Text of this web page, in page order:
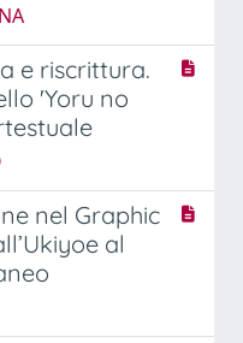
e riscrittura.
'Yoru no
nel Graphic
al